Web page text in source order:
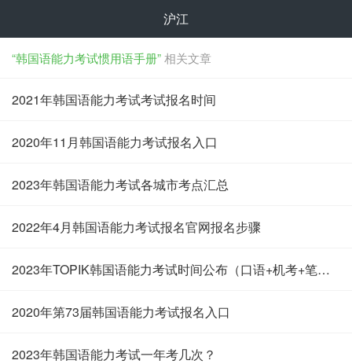
沪江
“韩国语能力考试惯用语手册”相关文章
2021年韩国语能力考试考试报名时间
2020年11月韩国语能力考试报名入口
2023年韩国语能力考试各城市考点汇总
2022年4月韩国语能力考试报名官网报名步骤
2023年TOPIK韩国语能力考试时间公布（口语+机考+笔试）
2020年第73届韩国语能力考试报名入口
2023年韩国语能力考试一年考几次？